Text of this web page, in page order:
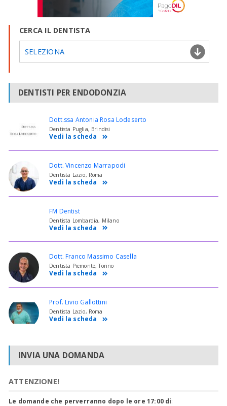
CERCA IL DENTISTA
SELEZIONA
DENTISTI PER ENDODONZIA
Dott.ssa Antonia Rosa Lodeserto
Dentista Puglia, Brindisi
Vedi la scheda
Dott. Vincenzo Marrapodi
Dentista Lazio, Roma
Vedi la scheda
FM Dentist
Dentista Lombardia, Milano
Vedi la scheda
Dott. Franco Massimo Casella
Dentista Piemonte, Torino
Vedi la scheda
Prof. Livio Gallottini
Dentista Lazio, Roma
Vedi la scheda
INVIA UNA DOMANDA
ATTENZIONE!
Le domande che perverranno dopo le ore 17:00 di: